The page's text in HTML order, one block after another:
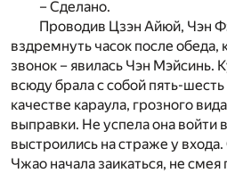
– Сделано.
Проводив Цзэн Айюй, Чэн
вздремнуть часок после обеда,
звонок – явилась Чэн Мэйсинь.
всюду брала с собой пять-
качестве караула, грозного
выправки. Не успела она войти
выстроились на страже у
Чжао начала заикаться, не смея